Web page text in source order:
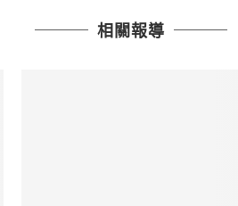
相關報導